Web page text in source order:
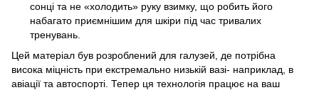
сонці та не «холодить» руку взимку, що робить його
набагато приємнішим для шкіри під час тривалих
тренувань.
Цей матеріал був розроблений для галузей, де потрібна
висока міцність при екстремально низькій вазі- наприклад, в
авіації та автоспорті. Тепер ця технологія працює на ваш